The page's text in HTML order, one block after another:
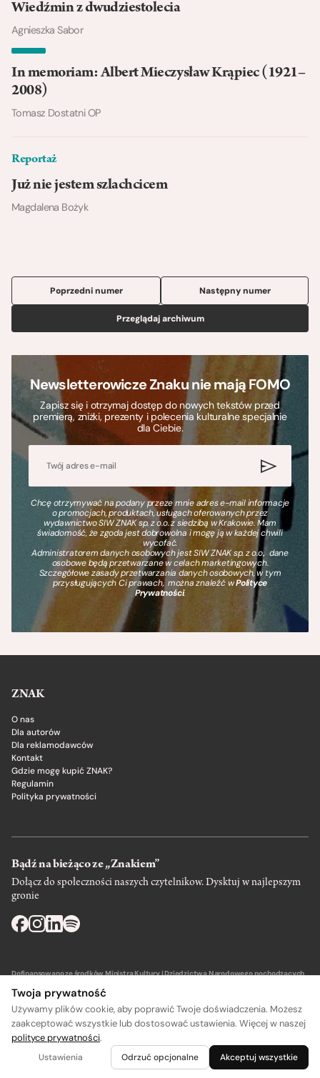
Wiedźmin z dwudziestolecia
Agnieszka Sabor
In memoriam: Albert Mieczysław Krąpiec (1921–
2008)
Tomasz Dostatni OP
Reportaż
Już nie jestem szlachcicem
Magdalena Bożyk
Poprzedni numer
Przeglądaj archiwum
Następny numer
Newsletterowicze Znaku nie mają FOMO
Zapisz się i otrzymaj dostęp do nowych tekstów przed
premierą, zniżki, prezenty i polecenia kulturalne specjalnie
dla Ciebie.
Chcę otrzymywać na podany przeze mnie adres e-mail informacje
o promocjach, produktach, usługach oferowanych przez
wydawnictwo SIW ZNAK sp. z o.o. z siedzibą w Krakowie. Mam
świadomość, że zgoda jest dobrowolna i mogę ją w każdej chwili
wycofać.
Administratorem danych osobowych jest SIW ZNAK sp. z o.o., dane
osobowe będą przetwarzane w celach marketingowych.
Szczegółowe zasady przetwarzania danych osobowych, w tym
przysługujących Ci prawach, można znaleźć wPolityce
Prywatności.
ZNAK
O nas
Dla autorów
Dla reklamodawców
Kontakt
Gdzie mogę kupić ZNAK?
Regulamin
Polityka prywatności
Bądź na bieżąco ze „Znakiem”
Dołącz do społeczności naszych czytelnikow. Dysktuj w najlepszym
gronie
Dofinansowano ze środków Ministra Kultury i Dziedzictwa Narodowego pochodzących
Wydawca: SIW Znak w Krakowie
Twoja prywatność
Używamy plików cookie, aby poprawić Twoje doświadczenia. Możesz
zaakceptować wszystkie lub dostosować ustawienia. Więcej w naszej
polityce prywatności.
Ustawienia Odrzuć opcjonalne Akceptuj wszystkie